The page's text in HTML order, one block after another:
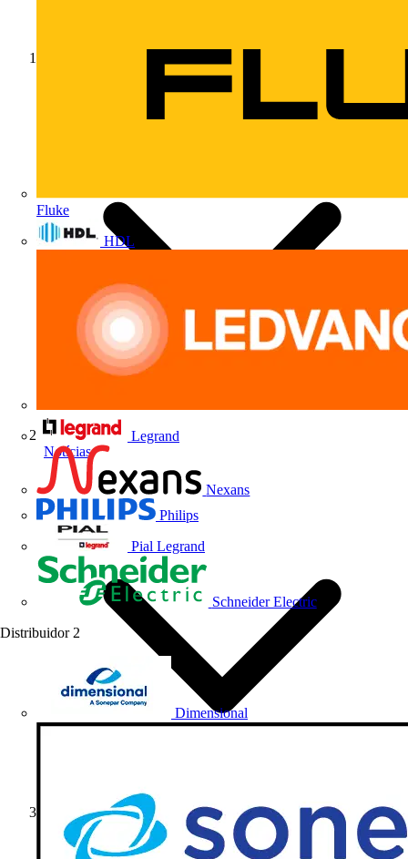
Fluke
HDL
Legrand
Nexans
Philips
Pial Legrand
Schneider Electric
Distribuidor 2
Dimensional
Notícias
Artigos Técnicos